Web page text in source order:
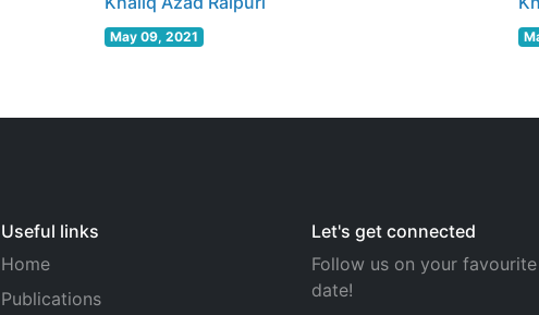
May 09, 2021
Useful links
Home
Publications
Let's get connected
Follow us on your
date!